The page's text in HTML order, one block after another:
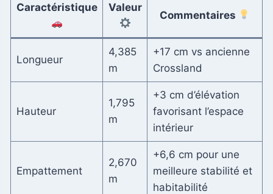
Caractéristique Valeur
Commentaires
Longueur
4,385
m
+17 cm vs ancienne
Crossland
Hauteur
1,795
m
+3 cm d’élévation
favorisant l’espace
intérieur
Empattement
2,670
m
+6,6 cm pour une
meilleure stabilité et
habitabilité